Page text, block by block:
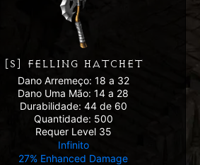
[S] FELLING HATCHET
Dano Arremeço: 18 a 32
Dano Uma Mão: 14 a 28
Durabilidade: 44 de 60
Quantidade: 500
Requer Level 35
Infinito
27% Enhanced Damage